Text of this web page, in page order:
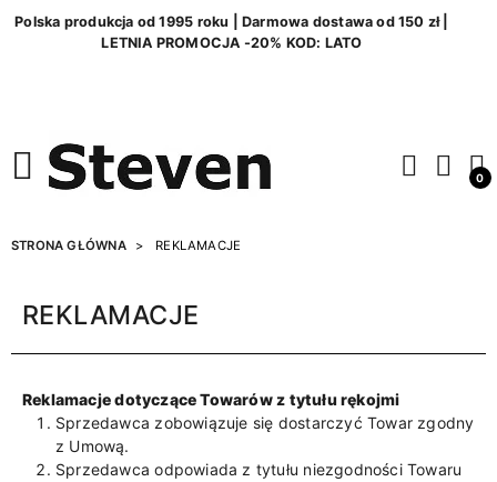
Polska produkcja od 1995 roku | Darmowa dostawa od 150 zł |
LETNIA PROMOCJA -20% KOD: LATO
0
STRONA GŁÓWNA REKLAMACJE
REKLAMACJE
Reklamacje dotyczące Towarów z tytułu rękojmi
Sprzedawca zobowiązuje się dostarczyć Towar zgodny
z Umową.
Sprzedawca odpowiada z tytułu niezgodności Towaru